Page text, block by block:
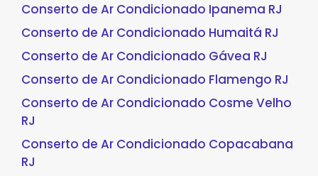
Conserto de Ar Condicionado Ipanema RJ
Conserto de Ar Condicionado Humaitá RJ
Conserto de Ar Condicionado Gávea RJ
Conserto de Ar Condicionado Flamengo RJ
Conserto de Ar Condicionado Cosme Velho
RJ
Conserto de Ar Condicionado Copacabana
RJ